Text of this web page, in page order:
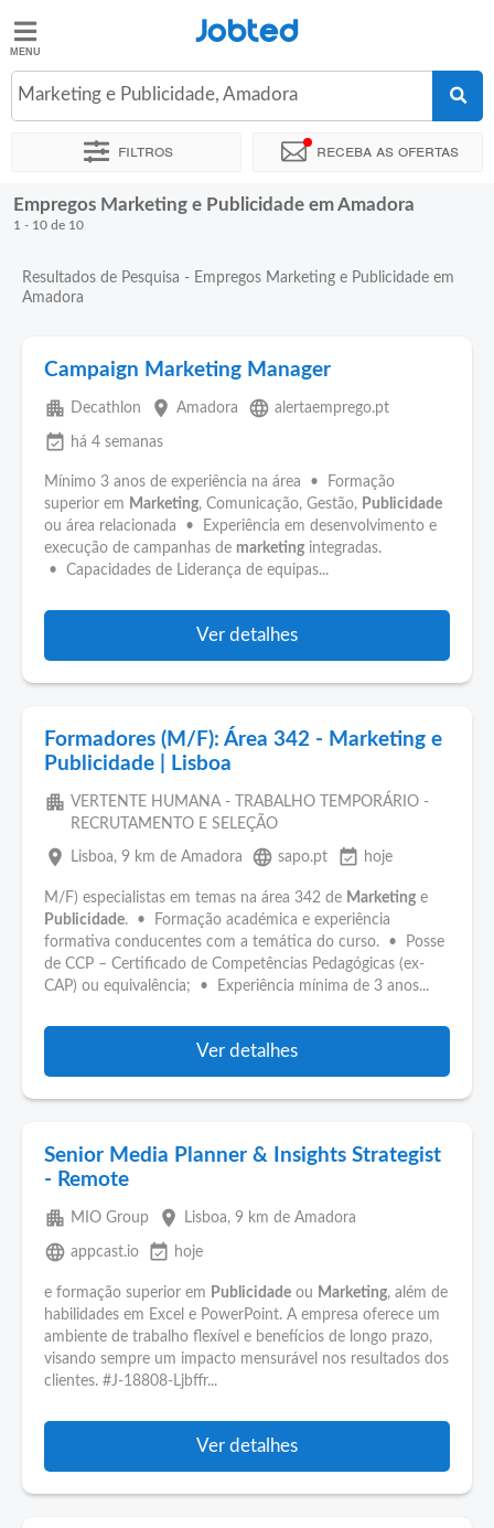
Jobted
Empregos
Salários
Jobted
Marketing e Publicidade, Amadora
Filtros Receba as ofertas
Ordenar por Localidade exata Empresa
Empregos Marketing e Publicidade em Amadora
1 - 10 de 10
Resultados de Pesquisa - Empregos Marketing e Publicidade em
Amadora
Campaign Marketing Manager
apartment Decathlon place Amadora language alertaemprego.pt
event_available há 4 semanas
Mínimo 3 anos de experiência na área • Formação
superior em Marketing, Comunicação, Gestão, Publicidade
ou área relacionada • Experiência em desenvolvimento e
execução de campanhas de marketing integradas.
• Capacidades de Liderança de equipas...
Ver detalhes
Formadores (M/F): Área 342 - Marketing e
Publicidade | Lisboa
apartment VERTENTE HUMANA - TRABALHO TEMPORÁRIO -
RECRUTAMENTO E SELEÇÃO
place Lisboa, 9 km de Amadora language sapo.pt event_available hoje
M/F) especialistas em temas na área 342 de Marketing e
Publicidade. • Formação académica e experiência
formativa conducentes com a temática do curso. • Posse
de CCP – Certificado de Competências Pedagógicas (ex-
CAP) ou equivalência; • Experiência mínima de 3 anos...
Ver detalhes
Senior Media Planner & Insights Strategist
- Remote
apartment MIO Group place Lisboa, 9 km de Amadora
language appcast.io event_available hoje
e formação superior em Publicidade ou Marketing, além de
habilidades em Excel e PowerPoint. A empresa oferece um
ambiente de trabalho flexível e benefícios de longo prazo,
visando sempre um impacto mensurável nos resultados dos
clientes. #J-18808-Ljbffr...
Ver detalhes